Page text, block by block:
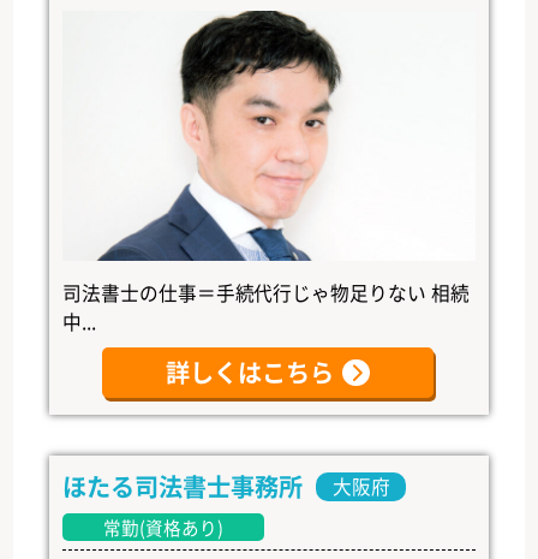
司法書士の仕事＝手続代行じゃ物足りない 相続
中...
詳しくはこちら
ほたる司法書士事務所 大阪府
常勤(資格あり)